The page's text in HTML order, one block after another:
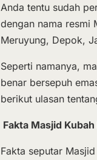
Anda tentu sudah
dengan nama resmi
Meruyung, Depok,
Seperti namanya,
benar bersepuh
berikut ulasan
Fakta Masjid Kubah
Fakta seputar